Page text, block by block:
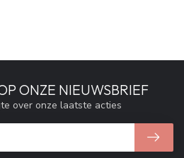
ONZE NIEUWSBRIEF
over onze laatste acties